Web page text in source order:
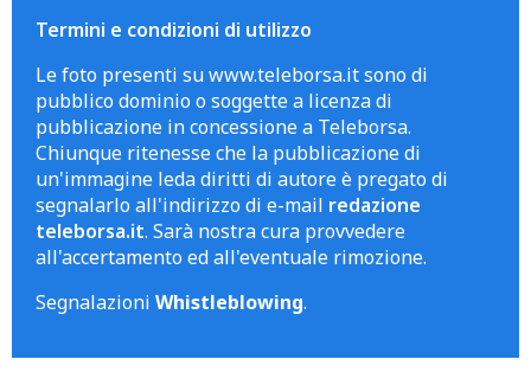
Termini e condizioni di utilizzo
Le foto presenti su www.teleborsa.it sono di
pubblico dominio o soggette a licenza di
pubblicazione in concessione a Teleborsa.
Chiunque ritenesse che la pubblicazione di
un'immagine leda diritti di autore è pregato di
segnalarlo all'indirizzo di e-mail redazione
teleborsa.it. Sarà nostra cura provvedere
all'accertamento ed all'eventuale rimozione.
Segnalazioni Whistleblowing.